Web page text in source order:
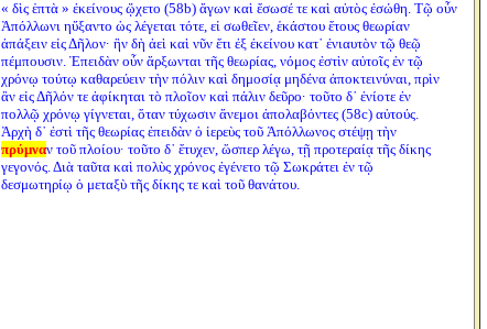
« δὶς ἑπτὰ » ἐκείνους ᾤχετο (58b) ἄγων καὶ ἔσωσέ τε καὶ αὐτὸς ἐσώθη. Τῷ οὖν
Ἀπόλλωνι ηὔξαντο ὡς λέγεται τότε, εἰ σωθεῖεν, ἑκάστου ἔτους θεωρίαν
ἀπάξειν εἰς Δῆλον· ἣν δὴ ἀεὶ καὶ νῦν ἔτι ἐξ ἐκείνου κατ᾽ ἐνιαυτὸν τῷ θεῷ
πέμπουσιν. Ἐπειδὰν οὖν ἄρξωνται τῆς θεωρίας, νόμος ἐστὶν αὐτοῖς ἐν τῷ
χρόνῳ τούτῳ καθαρεύειν τὴν πόλιν καὶ δημοσίᾳ μηδένα ἀποκτεινύναι, πρὶν
ἂν εἰς Δῆλόν τε ἀφίκηται τὸ πλοῖον καὶ πάλιν δεῦρο· τοῦτο δ᾽ ἐνίοτε ἐν
πολλῷ χρόνῳ γίγνεται, ὅταν τύχωσιν ἄνεμοι ἀπολαβόντες (58c) αὐτούς.
Ἀρχὴ δ᾽ ἐστὶ τῆς θεωρίας ἐπειδὰν ὁ ἱερεὺς τοῦ Ἀπόλλωνος στέψῃ τὴν
πρύμναν τοῦ πλοίου· τοῦτο δ᾽ ἔτυχεν, ὥσπερ λέγω, τῇ προτεραίᾳ τῆς δίκης
γεγονός. Διὰ ταῦτα καὶ πολὺς χρόνος ἐγένετο τῷ Σωκράτει ἐν τῷ
δεσμωτηρίῳ ὁ μεταξὺ τῆς δίκης τε καὶ τοῦ θανάτου.